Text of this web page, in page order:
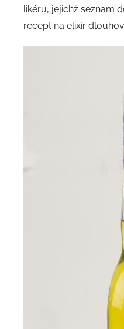
likérů, jejichž seznam
recept na elixír